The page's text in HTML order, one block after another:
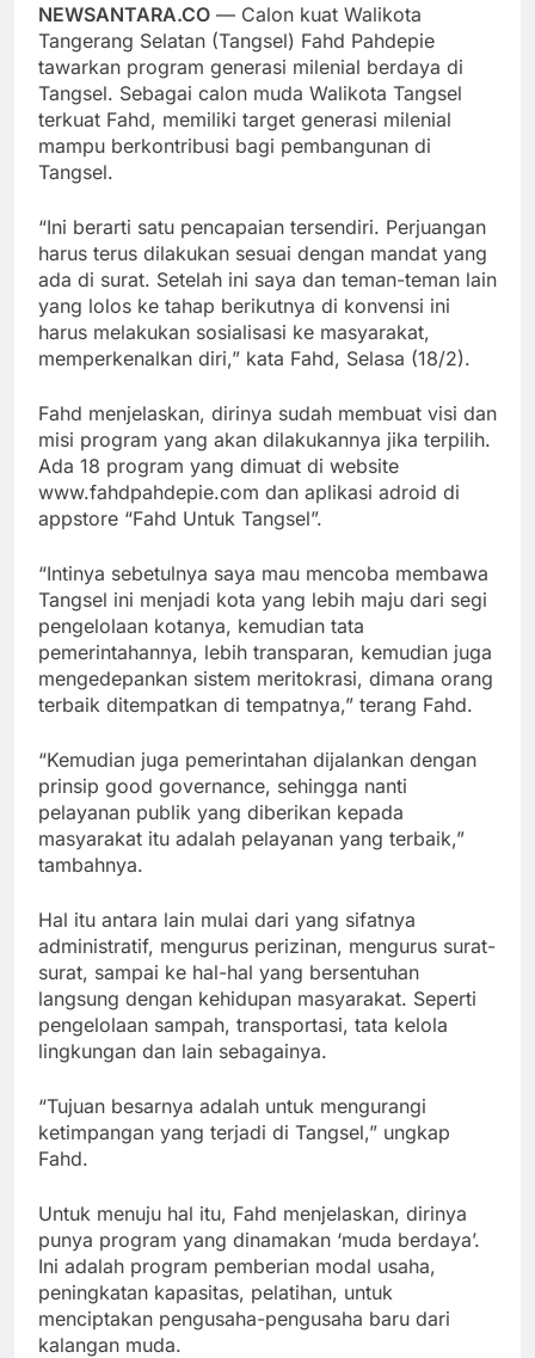
NEWSANTARA.CO — Calon kuat Walikota
Tangerang Selatan (Tangsel) Fahd Pahdepie
tawarkan program generasi milenial berdaya di
Tangsel. Sebagai calon muda Walikota Tangsel
terkuat Fahd, memiliki target generasi milenial
mampu berkontribusi bagi pembangunan di
Tangsel.
“Ini berarti satu pencapaian tersendiri. Perjuangan
harus terus dilakukan sesuai dengan mandat yang
ada di surat. Setelah ini saya dan teman-teman lain
yang lolos ke tahap berikutnya di konvensi ini
harus melakukan sosialisasi ke masyarakat,
memperkenalkan diri,” kata Fahd, Selasa (18/2).
Fahd menjelaskan, dirinya sudah membuat visi dan
misi program yang akan dilakukannya jika terpilih.
Ada 18 program yang dimuat di website
www.fahdpahdepie.com dan aplikasi adroid di
appstore “Fahd Untuk Tangsel”.
“Intinya sebetulnya saya mau mencoba membawa
Tangsel ini menjadi kota yang lebih maju dari segi
pengelolaan kotanya, kemudian tata
pemerintahannya, lebih transparan, kemudian juga
mengedepankan sistem meritokrasi, dimana orang
terbaik ditempatkan di tempatnya,” terang Fahd.
“Kemudian juga pemerintahan dijalankan dengan
prinsip good governance, sehingga nanti
pelayanan publik yang diberikan kepada
masyarakat itu adalah pelayanan yang terbaik,”
tambahnya.
Hal itu antara lain mulai dari yang sifatnya
administratif, mengurus perizinan, mengurus surat-
surat, sampai ke hal-hal yang bersentuhan
langsung dengan kehidupan masyarakat. Seperti
pengelolaan sampah, transportasi, tata kelola
lingkungan dan lain sebagainya.
“Tujuan besarnya adalah untuk mengurangi
ketimpangan yang terjadi di Tangsel,” ungkap
Fahd.
Untuk menuju hal itu, Fahd menjelaskan, dirinya
punya program yang dinamakan ‘muda berdaya’.
Ini adalah program pemberian modal usaha,
peningkatan kapasitas, pelatihan, untuk
menciptakan pengusaha-pengusaha baru dari
kalangan muda.